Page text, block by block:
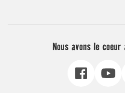
Nous avons le